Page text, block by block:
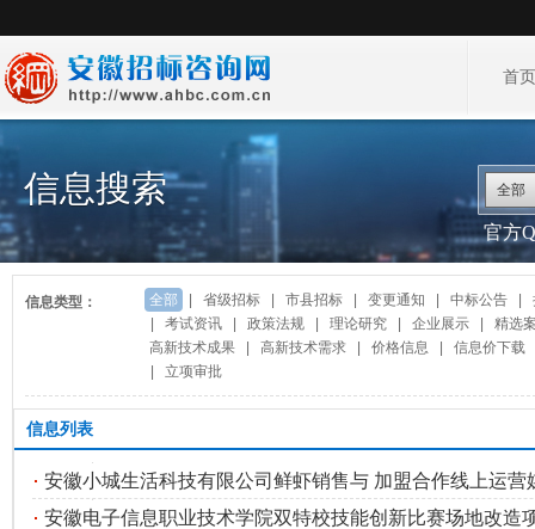
首
信息搜索 全部
官方
信息类型： 全部 省级招标 市县招标 变更通知 中标公告
考试资讯 政策法规 理论研究 企业展示
精选
高新技术成果
高新技术需求 价格信息
信息价下载
立项审批
信息列表
安徽小城生活科技有限公司鲜虾销售与 加盟合作线上运营
安徽电子信息职业技术学院双特校技能创新比赛场地改造